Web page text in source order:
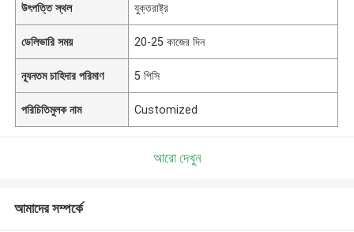
উৎপত্তি স্থল যুক্তরাষ্ট্র
ডেলিভারি সময় 20-25 কাজের দিন
ন্যূনতম চাহিদার পরিমাণ 5 পিসি
পরিচিতিমুলক নাম Customized
আরো দেখুন
আমাদের সম্পর্কে